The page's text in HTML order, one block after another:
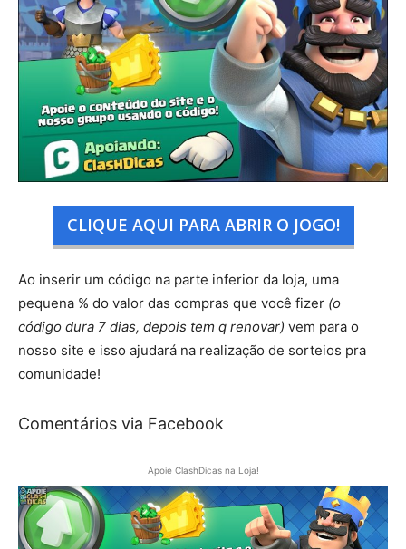
CLIQUE AQUI PARA ABRIR O JOGO!
Ao inserir um código na parte inferior da loja, uma
pequena % do valor das compras que você fizer (o
código dura 7 dias, depois tem q renovar) vem para o
nosso site e isso ajudará na realização de sorteios pra
comunidade!
Comentários via Facebook
Apoie ClashDicas na Loja!